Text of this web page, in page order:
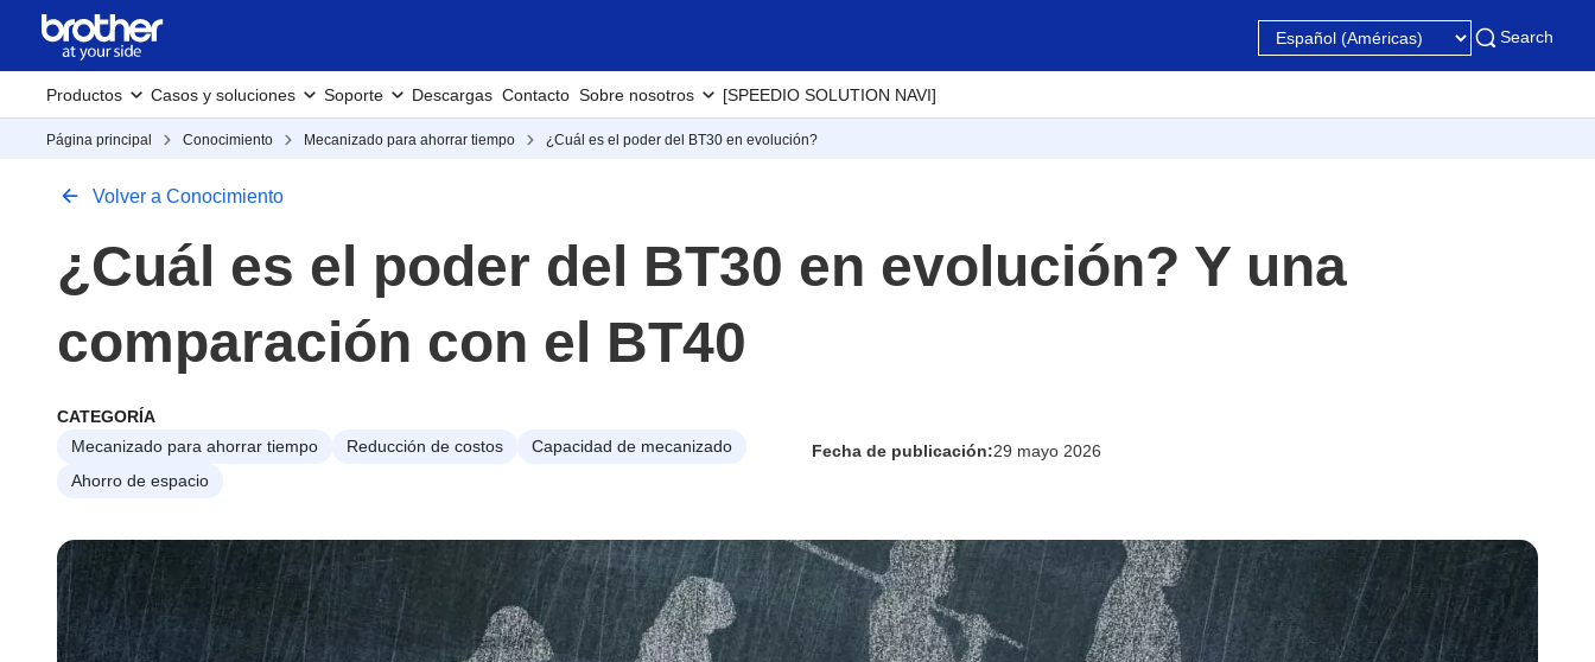
Search
Productos Casos y soluciones Soporte Descargas Contacto Sobre nosotros [SPEEDIO SOLUTION NAVI]
Página principal Conocimiento Mecanizado para ahorrar tiempo ¿Cuál es el poder del BT30 en evolución?
Volver a Conocimiento
¿Cuál es el poder del BT30 en evolución? Y una
comparación con el BT40
CATEGORÍA
Mecanizado para ahorrar tiempo
Reducción de costos
Capacidad de mecanizado
Ahorro de espacio
Fecha de publicación:29 mayo 2026